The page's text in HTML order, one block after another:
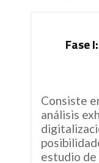
Fase
Consiste
análisis
estudio de